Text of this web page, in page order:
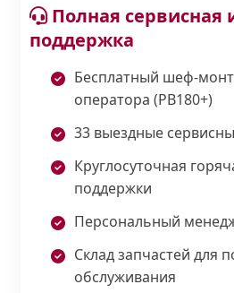
Полная сервисная
поддержка
Бесплатный шеф-
оператора (PB180+)
33 выездные
Круглосуточная
поддержки
Персональный
Склад запчастей для
обслуживания